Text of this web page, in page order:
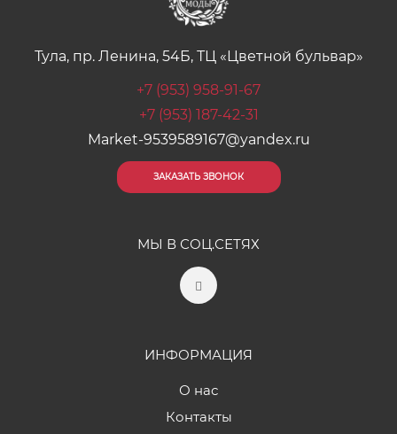
Тула, пр. Ленина, 54Б, ТЦ «Цветной бульвар»
+7 (953) 958-91-67
+7 (953) 187-42-31
Market-9539589167@yandex.ru
ЗАКАЗАТЬ ЗВОНОК
МЫ В СОЦ.СЕТЯХ
ИНФОРМАЦИЯ
О нас
Контакты